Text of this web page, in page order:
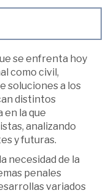
se enfrenta hoy
como civil,
soluciones a los
distintos
la que
analizando
y futuras.
necesidad de la
penales
variados